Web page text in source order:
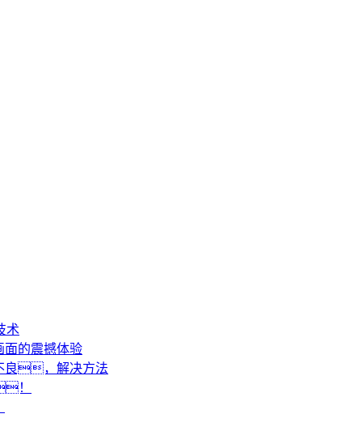
术
的震撼体验
良，解决方法
！